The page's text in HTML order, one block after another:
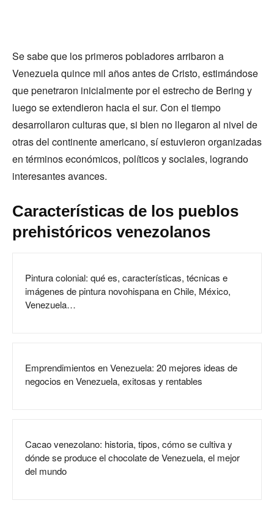
Se sabe que los primeros pobladores arribaron a
Venezuela quince mil años antes de Cristo, estimándose
que penetraron inicialmente por el estrecho de Bering y
luego se extendieron hacia el sur. Con el tiempo
desarrollaron culturas que, si bien no llegaron al nivel de
otras del continente americano, sí estuvieron organizadas
en términos económicos, políticos y sociales, logrando
interesantes avances.
Características de los pueblos
prehistóricos venezolanos
Pintura colonial: qué es, características, técnicas e
imágenes de pintura novohispana en Chile, México,
Venezuela…
Emprendimientos en Venezuela: 20 mejores ideas de
negocios en Venezuela, exitosas y rentables
Cacao venezolano: historia, tipos, cómo se cultiva y
dónde se produce el chocolate de Venezuela, el mejor
del mundo